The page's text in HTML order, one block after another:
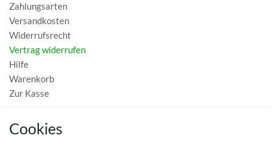
Zahlungsarten
Versandkosten
Widerrufsrecht
Vertrag widerrufen
Hilfe
Warenkorb
Zur Kasse
MEIN KONTO
Cookies